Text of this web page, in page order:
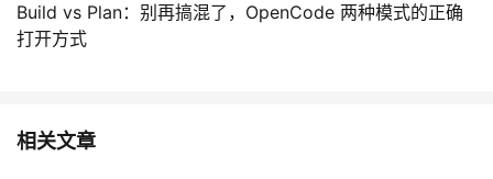
Build vs Plan：别再搞混了，OpenCode 两种模式的正确
打开方式
相关文章